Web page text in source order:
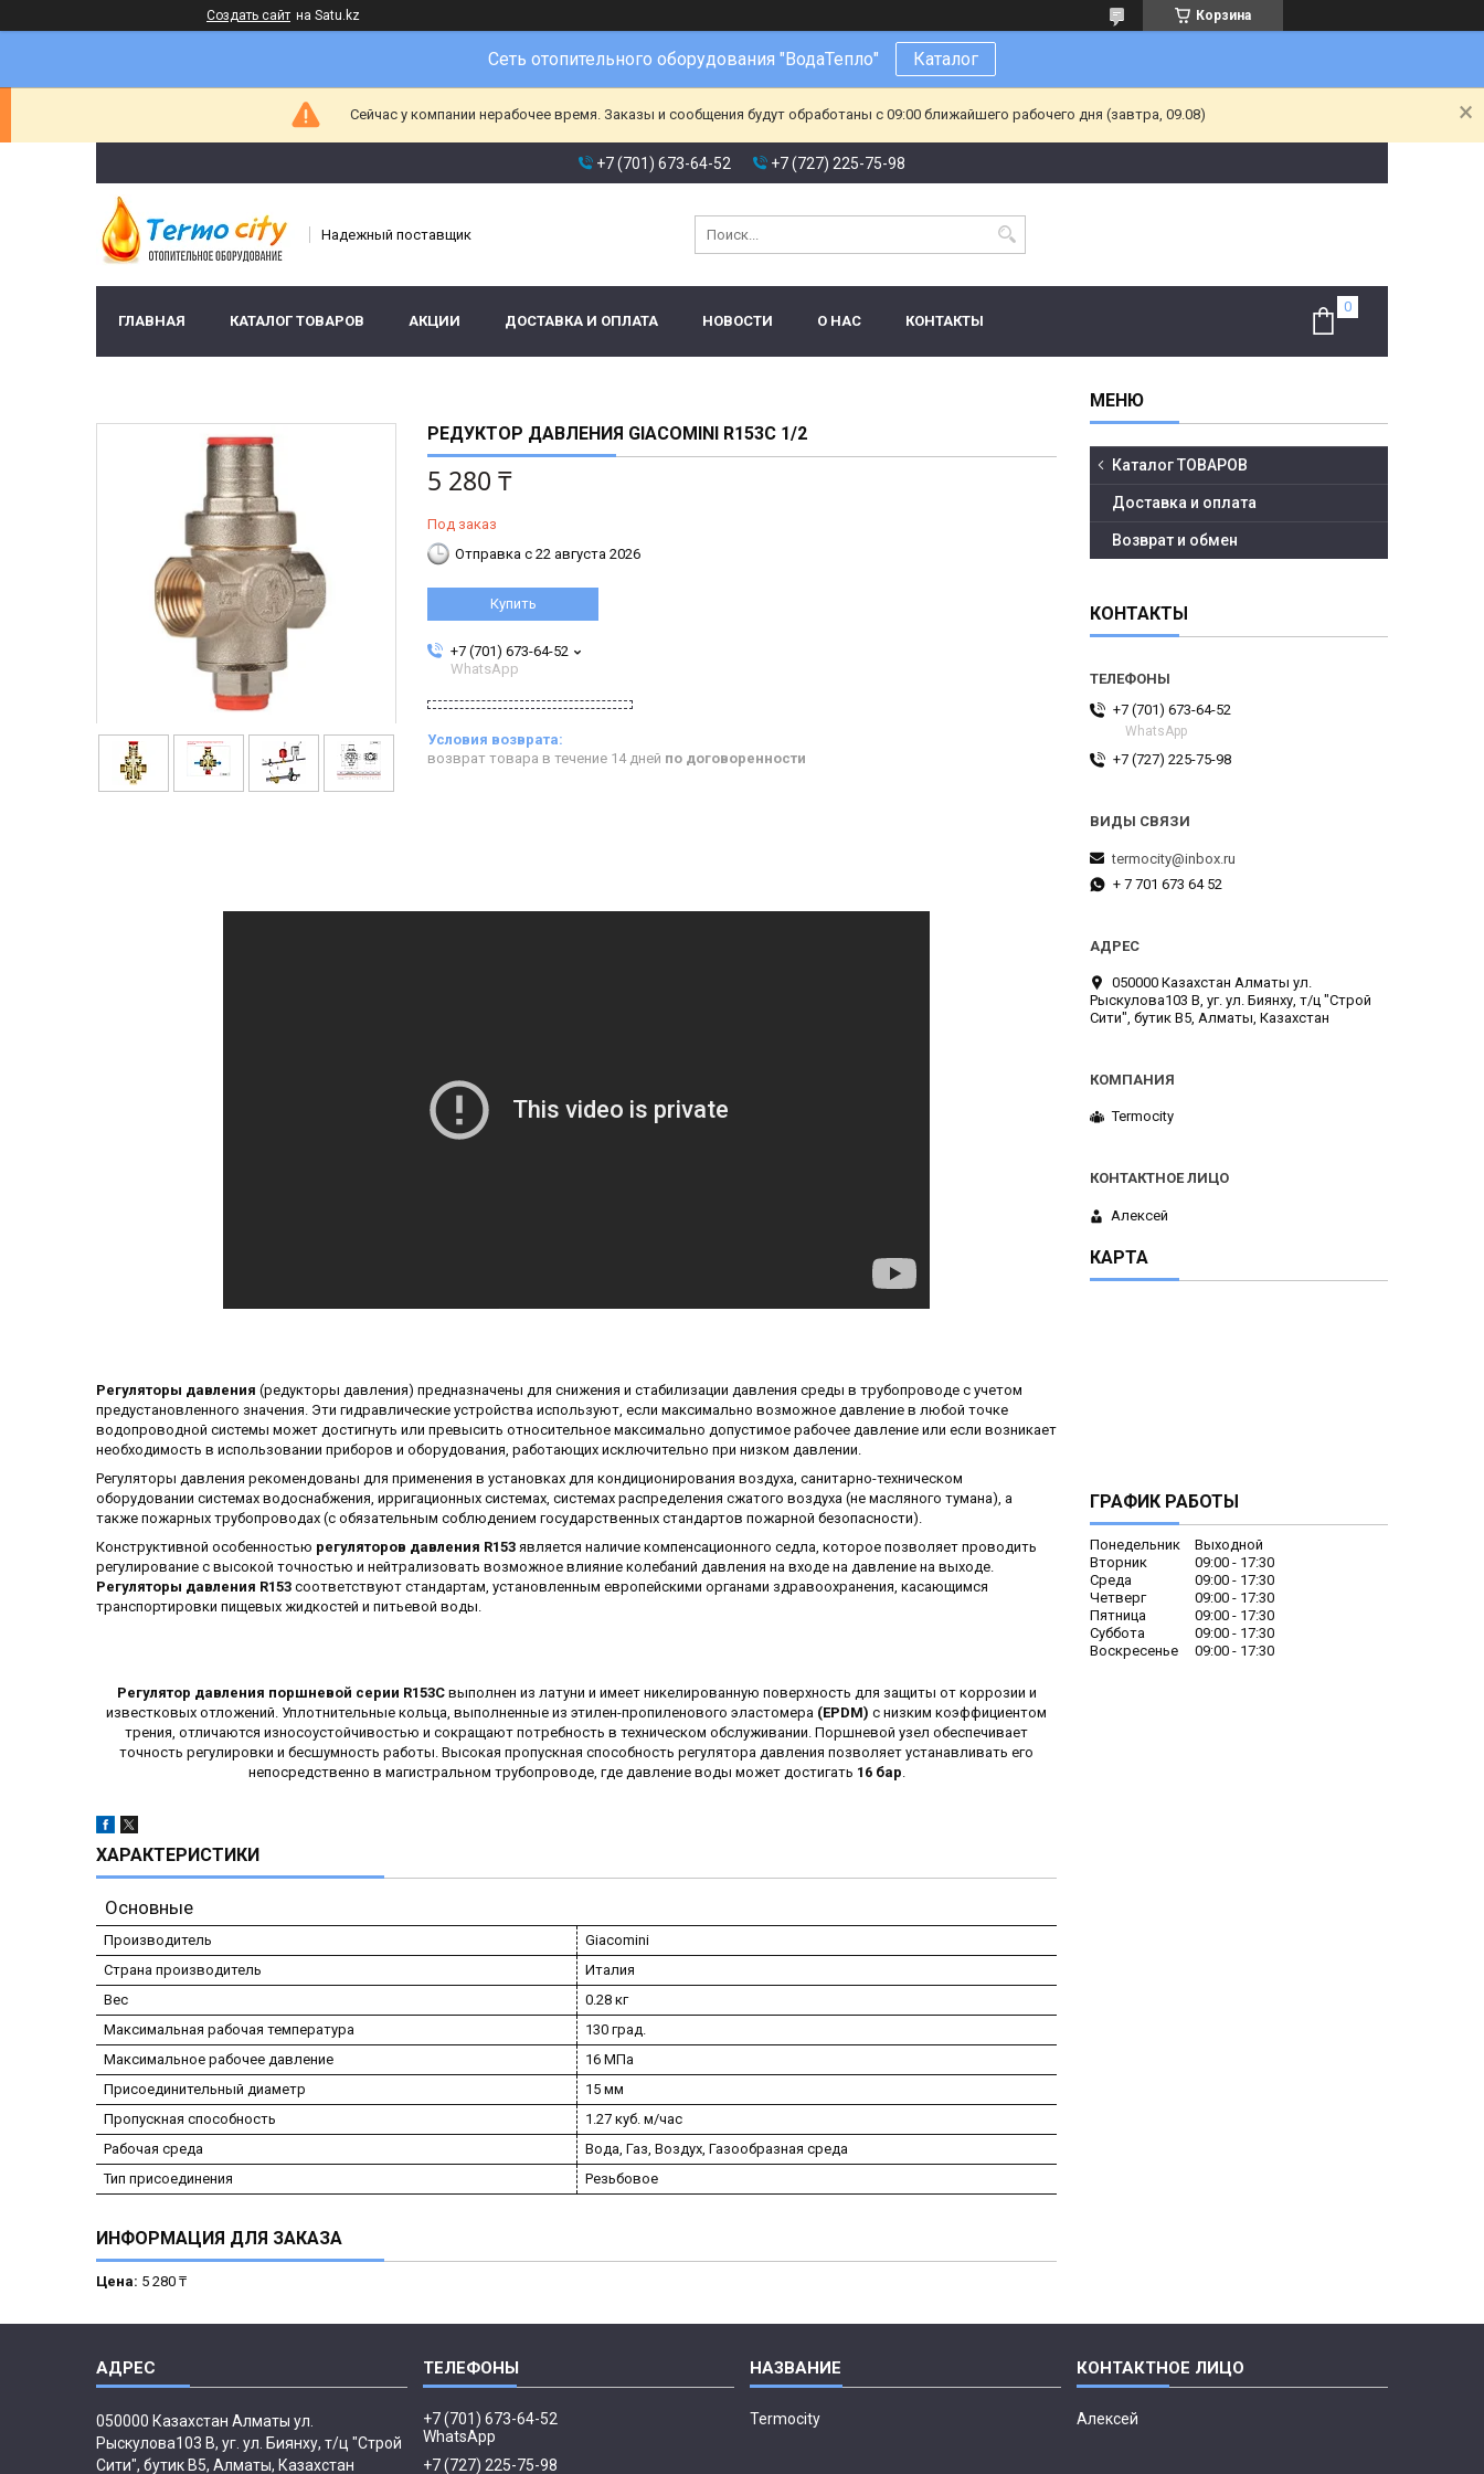
Создать сайт на Satu.kz Корзина
Сеть отопительного оборудования "ВодаТепло" Каталог
Сейчас у компании нерабочее время. Заказы и сообщения будут обработаны с 09:00 ближайшего рабочего дня (завтра, 09.08)
+7 (701) 673-64-52 +7 (727) 225-75-98
Надежный поставщик
ГЛАВНАЯ КАТАЛОГ ТОВАРОВ АКЦИИ ДОСТАВКА И ОПЛАТА НОВОСТИ О НАС КОНТАКТЫ
РЕДУКТОР ДАВЛЕНИЯ GIACOMINI R153C 1/2
5 280 ₸
Под заказ
Отправка с 22 августа 2026
Купить
+7 (701) 673-64-52
WhatsApp
возврат товара в течение 14 дней по договоренности
Регуляторы давления (редукторы давления) предназначены для снижения и стабилизации давления среды в трубопроводе с учетом
предустановленного значения. Эти гидравлические устройства используют, если максимально возможное давление в любой точке
водопроводной системы может достигнуть или превысить относительное максимально допустимое рабочее давление или если возникает
необходимость в использовании приборов и оборудования, работающих исключительно при низком давлении.
Регуляторы давления рекомендованы для применения в установках для кондиционирования воздуха, санитарно-техническом
оборудовании системах водоснабжения, ирригационных системах, системах распределения сжатого воздуха (не масляного тумана), а
также пожарных трубопроводах (с обязательным соблюдением государственных стандартов пожарной безопасности).
Конструктивной особенностью регуляторов давления R153 является наличие компенсационного седла, которое позволяет проводить
регулирование с высокой точностью и нейтрализовать возможное влияние колебаний давления на входе на давление на выходе.
Регуляторы давления R153 соответствуют стандартам, установленным европейскими органами здравоохранения, касающимся
транспортировки пищевых жидкостей и питьевой воды.
Регулятор давления поршневой серии R153Cвыполнен из латуни и имеет никелированную поверхность для защиты от коррозии и
известковых отложений. Уплотнительные кольца, выполненные из этилен-пропиленового эластомера (EPDM) с низким коэффициентом
трения, отличаются износоустойчивостью и сокращают потребность в техническом обслуживании. Поршневой узел обеспечивает
точность регулировки и бесшумность работы. Высокая пропускная способность регулятора давления позволяет устанавливать его
непосредственно в магистральном трубопроводе, где давление воды может достигать 16 бар.
ХАРАКТЕРИСТИКИ
Основные
Производитель
Giacomini
Страна производитель
Италия
Вес
0.28 кг
Максимальная рабочая температура
130 град.
Максимальное рабочее давление
16 МПа
Присоединительный диаметр
15 мм
Пропускная способность
1.27 куб. м/час
Рабочая среда
Вода, Газ, Воздух, Газообразная среда
Тип присоединения
Резьбовое
ИНФОРМАЦИЯ ДЛЯ ЗАКАЗА
Цена: 5 280 ₸
Каталог ТОВАРОВ
Доставка и оплата
Возврат и обмен
КОНТАКТЫ
+7 (701) 673-64-52
WhatsApp
+7 (727) 225-75-98
termocity@inbox.ru
+ 7 701 673 64 52
050000 Казахстан Алматы ул.
Рыскулова103 В, уг. ул. Биянху, т/ц "Строй
Сити", бутик В5, Алматы, Казахстан
Termocity
Алексей
КАРТА
ГРАФИК РАБОТЫ
Понедельник
Выходной
Вторник
09:00
17:30
Среда
09:00
17:30
Четверг
09:00
17:30
Пятница
09:00
17:30
Суббота
09:00
17:30
Воскресенье
09:00 17:30
050000 Казахстан Алматы ул.
Рыскулова103 В, уг. ул. Биянху, т/ц "Строй
Сити", бутик В5, Алматы, Казахстан
+7 (701) 673-64-52
WhatsApp
+7 (727) 225-75-98
Termocity Алексей